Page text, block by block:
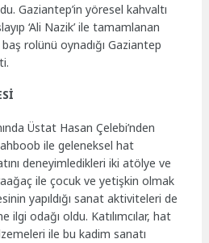
Gaziantep’in yöresel kahvaltı
‘Ali Nazik’ ile tamamlanan
rolünü oynadığı Gaziantep
Üstat Hasan Çelebi’nden
ile geleneksel hat
deneyimledikleri iki atölye ve
ile çocuk ve yetişkin olmak
yapıldığı sanat aktiviteleri de
ilgi odağı oldu. Katılımcılar, hat
ile bu kadim sanatı